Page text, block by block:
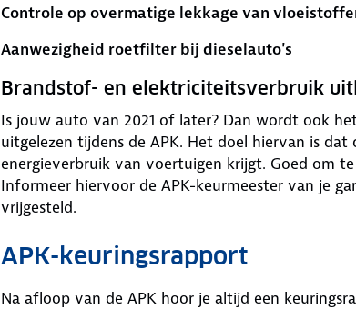
Controle op overmatige lekkage van
Aanwezigheid roetfilter bij dieselauto's
Brandstof- en elektriciteitsverbruik
Is jouw auto van 2021 of later? Dan wordt ook
uitgelezen tijdens de APK. Het doel hiervan is
energieverbruik van voertuigen krijgt. Goed om
Informeer hiervoor de APK-keurmeester van je
vrijgesteld.
APK-keuringsrapport
Na afloop van de APK hoor je altijd een